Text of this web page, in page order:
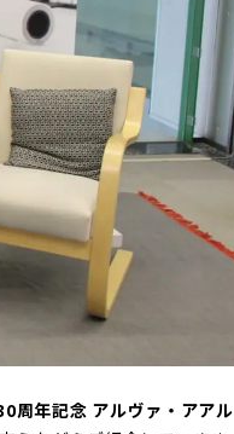
周年記念 アルヴァ・アアル